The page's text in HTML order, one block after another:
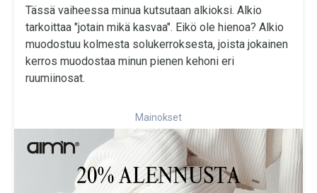
Tässä vaiheessa minua kutsutaan alkioksi. Alkio
tarkoittaa "jotain mikä kasvaa". Eikö ole hienoa? Alkio
muodostuu kolmesta solukerroksesta, joista jokainen
kerros muodostaa minun pienen kehoni eri
ruumiinosat.
Mainokset